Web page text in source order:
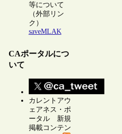
等について
（外部リン
ク）
saveMLAK
CAポータルにつ
いて
カレントアウ
ェアネス・ポ
ータル 新規
掲載コンテン